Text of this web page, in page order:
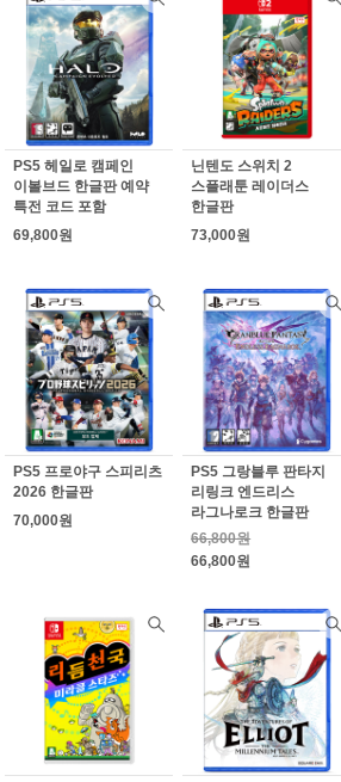
PS5 헤일로 캠페인
이볼브드 한글판 예약
특전 코드 포함
69,800원
닌텐도 스위치 2
스플래툰 레이더스
한글판
73,000원
PS5 프로야구 스피리츠
2026 한글판
70,000원
PS5 그랑블루 판타지
리링크 엔드리스
라그나로크 한글판
66,800원
66,800원